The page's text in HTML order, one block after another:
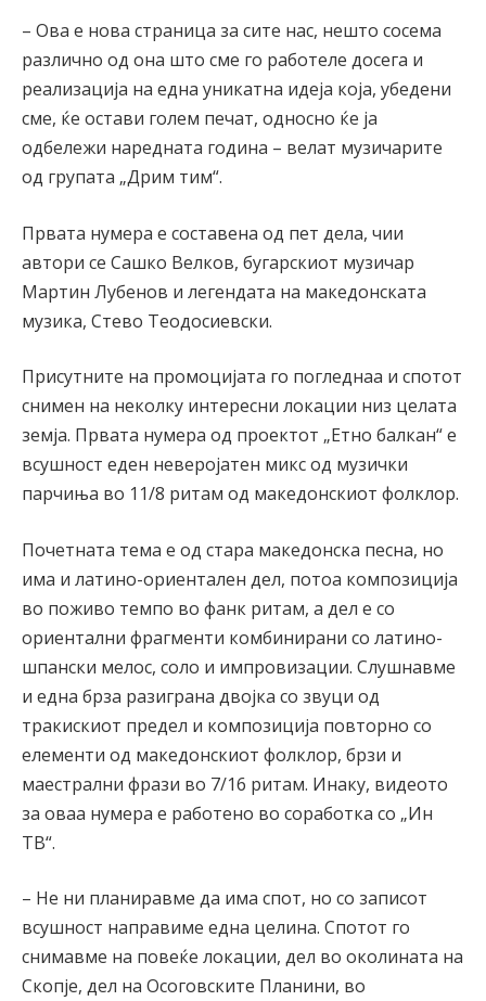
– Ова е нова страница за сите нас, нешто сосема
различно од она што сме го работеле досега и
реализација на една уникатна идеја која, убедени
сме, ќе остави голем печат, односно ќе ја
одбележи наредната година – велат музичарите
од групата „Дрим тим“.
Првата нумера е составена од пет дела, чии
автори се Сашко Велков, бугарскиот музичар
Мартин Лубенов и легендата на македонската
музика, Стево Теодосиевски.
Присутните на промоцијата го погледнаа и спотот
снимен на неколку интересни локации низ целата
земја. Првата нумера од проектот „Етно балкан“ е
всушност еден неверојатен микс од музички
парчиња во 11/8 ритам од македонскиот фолклор.
Почетната тема е од стара македонска песна, но
има и латино-ориентален дел, потоа композиција
во поживо темпо во фанк ритам, а дел е со
ориентални фрагменти комбинирани со латино-
шпански мелос, соло и импровизации. Слушнавме
и една брза разиграна двојка со звуци од
тракискиот предел и композиција повторно со
елементи од македонскиот фолклор, брзи и
маестрални фрази во 7/16 ритам. Инаку, видеото
за оваа нумера е работено во соработка со „Ин
ТВ“.
– Не ни планиравме да има спот, но со записот
всушност направиме една целина. Спотот го
снимавме на повеќе локации, дел во околината на
Скопје, дел на Осоговските Планини, во